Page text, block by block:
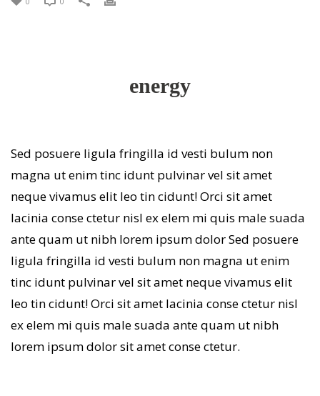
energy
Sed posuere ligula fringilla id vesti bulum non
magna ut enim tinc idunt pulvinar vel sit amet
neque vivamus elit leo tin cidunt! Orci sit amet
lacinia conse ctetur nisl ex elem mi quis male suada
ante quam ut nibh lorem ipsum dolor Sed posuere
ligula fringilla id vesti bulum non magna ut enim
tinc idunt pulvinar vel sit amet neque vivamus elit
leo tin cidunt! Orci sit amet lacinia conse ctetur nisl
ex elem mi quis male suada ante quam ut nibh
lorem ipsum dolor sit amet conse ctetur.